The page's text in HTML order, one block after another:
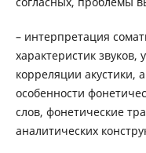
– интерпретация
характеристик
корреляции акустики,
особенности
слов, фонетические
аналитических